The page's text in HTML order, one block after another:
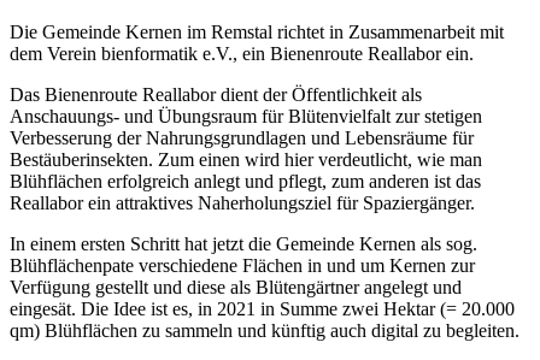
Die Gemeinde Kernen im Remstal richtet in Zusammenarbeit mit
dem Verein bienformatik e.V., ein Bienenroute Reallabor ein.
Das Bienenroute Reallabor dient der Öffentlichkeit als
Anschauungs- und Übungsraum für Blütenvielfalt zur stetigen
Verbesserung der Nahrungsgrundlagen und Lebensräume für
Bestäuberinsekten. Zum einen wird hier verdeutlicht, wie man
Blühflächen erfolgreich anlegt und pflegt, zum anderen ist das
Reallabor ein attraktives Naherholungsziel für Spaziergänger.
In einem ersten Schritt hat jetzt die Gemeinde Kernen als sog.
Blühflächenpate verschiedene Flächen in und um Kernen zur
Verfügung gestellt und diese als Blütengärtner angelegt und
eingesät. Die Idee ist es, in 2021 in Summe zwei Hektar (= 20.000
qm) Blühflächen zu sammeln und künftig auch digital zu begleiten.